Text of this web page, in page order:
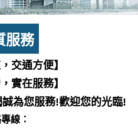
服務
交通方便】
實在服務】
為您服務!歡迎您的光臨!
線：
風景區美景介紹...
景點行程規劃景...
由行自助行程